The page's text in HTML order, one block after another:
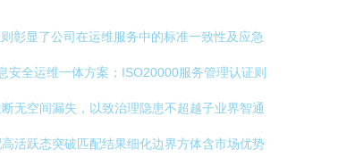
彰显了公司在运维服务中的标准一致性及应急
全运维一体方案；ISO20000服务管理认证则
无空间漏失，以致治理隐患不超越子业界智通
活跃态突破匹配结果细化边界方体含市场优势